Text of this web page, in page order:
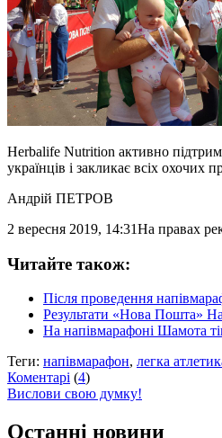
Herbalife Nutrition активно
українців і закликає всіх охочих
Андрій ПЕТРОВ
2 вересня 2019, 14:31На правах
Читайте також:
Після проведення
Результати «Нова Пошта»
На напівмарафоні Шамота
Теги: напівмарафон, легка
Коментарі (4)
Вислови свою думку!
Останні новини